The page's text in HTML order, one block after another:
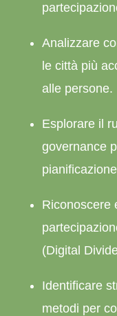
Analizzare
le città più
alle persone.
Esplorare il
governance
Riconoscere
(Digital
Identificare
metodi per